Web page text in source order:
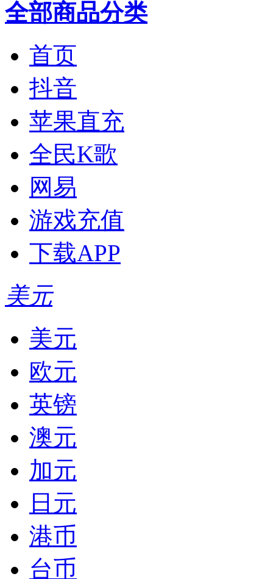
全部商品分类
首页
抖音
苹果直充
全民K歌
网易
游戏充值
下载APP
美元
美元
欧元
英镑
澳元
加元
日元
港币
台币